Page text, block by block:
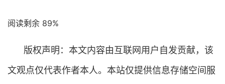
阅读剩余 89%
版权声明：本文内容由互联网用户自发贡献，该
文观点仅代表作者本人。本站仅提供信息存储空间服